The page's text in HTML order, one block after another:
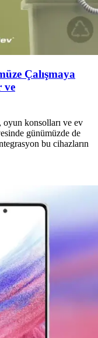
Çalışmaya
ve
oyun konsolları ve ev
günümüzde de
bu cihazların